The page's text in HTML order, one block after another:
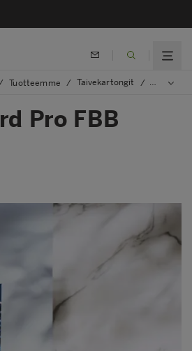
/ Tuotteemme / Taivekartongit /
Pro FBB